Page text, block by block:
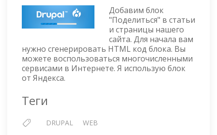
9
—
ДОБАВЛЯЕМ
БЛОК
"ПОДЕЛИТЬСЯ"
В
Добавим блок
"Поделиться" в статьи
и страницы нашего
сайта. Для начала вам
нужно сгенерировать HTML код блока. Вы
можете воспользоваться многочисленными
сервисами в Интернете. Я использую блок
от Яндекса.
Теги
DRUPAL WEB